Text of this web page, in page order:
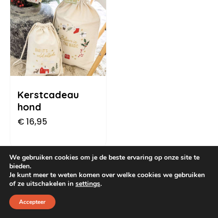
Dog Pawty
Hondentuin abonnement
Reservatieoverzicht
Hondentuin abonnement
Winkelwagen
Kerstcadeau
hond
€16,95
We gebruiken cookies om je de beste ervaring op onze site te
bieden.
Je kunt meer te weten komen over welke cookies we gebruiken
of ze uitschakelen in settings.
Accepteer